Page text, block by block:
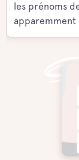
les prénoms